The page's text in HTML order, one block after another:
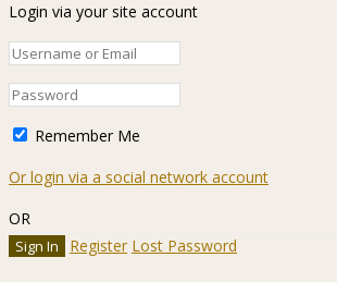
Login via your site account
Remember Me
Or login via a social network account
OR
Register Lost Password